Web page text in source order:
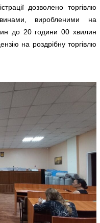
дозволено торгівлю
виробленими на
до 20 години 00 хвилин
на роздрібну торгівлю